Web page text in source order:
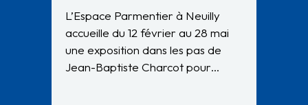
L’Espace Parmentier à Neuilly
accueille du 12 février au 28 mai
une exposition dans les pas de
Jean-Baptiste Charcot pour…